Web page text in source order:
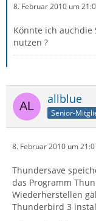
8. Februar 2010 um
Könnte ich auchdie
nutzen ?
allblue
Senior-
8. Februar 2010 um
Thundersave
das Programm
Wiederherstellen
Thunderbird 3